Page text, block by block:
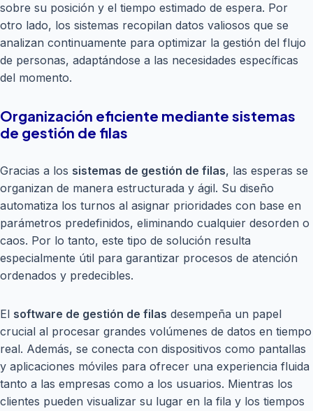
sobre su posición y el tiempo estimado de espera. Por
otro lado, los sistemas recopilan datos valiosos que se
analizan continuamente para optimizar la gestión del flujo
de personas, adaptándose a las necesidades específicas
del momento.
Organización eficiente mediante sistemas
de gestión de filas
Gracias a los sistemas de gestión de filas, las esperas se
organizan de manera estructurada y ágil. Su diseño
automatiza los turnos al asignar prioridades con base en
parámetros predefinidos, eliminando cualquier desorden o
caos. Por lo tanto, este tipo de solución resulta
especialmente útil para garantizar procesos de atención
ordenados y predecibles.
El software de gestión de filas desempeña un papel
crucial al procesar grandes volúmenes de datos en tiempo
real. Además, se conecta con dispositivos como pantallas
y aplicaciones móviles para ofrecer una experiencia fluida
tanto a las empresas como a los usuarios. Mientras los
clientes pueden visualizar su lugar en la fila y los tiempos